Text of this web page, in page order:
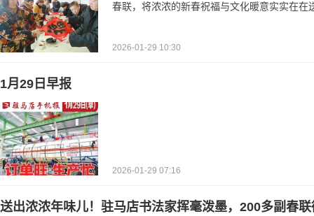
春联，将浓浓的新春祝福与文化暖意实实在在
2026-01-29 10:30
1月29日早报
2026-01-29 07:16
送出浓浓年味儿！驻马店书法家挥毫泼墨，200多副春